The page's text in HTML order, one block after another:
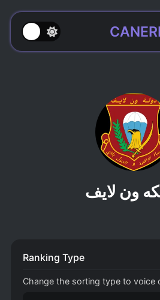
ون لايف
Ranking Type
Change the sorting type to voice